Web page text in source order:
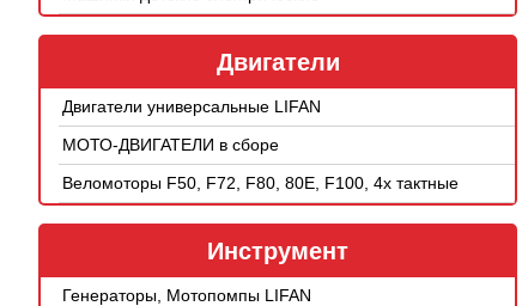
Двигатели
Двигатели универсальные LIFAN
МОТО-ДВИГАТЕЛИ в сборе
Веломоторы F50, F72, F80, 80E, F100, 4х тактные
Инструмент
Генераторы, Мотопомпы LIFAN